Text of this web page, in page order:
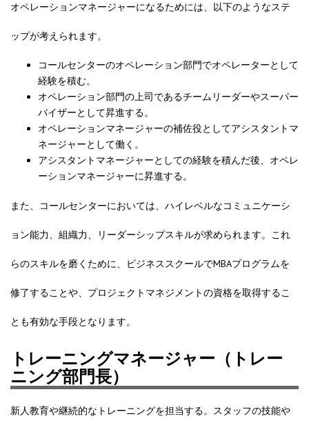
オペレーションマネージャーになるためには、以下のようなステ
ップが考えられます。
コールセンターのオペレーション部門でオペレーターとして
経験を積む。
オペレーション部門の上司であるチームリーダーやスーパー
バイザーとして昇進する。
オペレーションマネージャーの補佐役としてアシスタントマ
ネージャーとして働く。
アシスタントマネージャーとしての経験を積んだ後、オペレ
ーションマネージャーに昇進する。
また、コールセンターにおいては、ハイレベルなコミュニケーシ
ョン能力、組織力、リーダーシップスキルが求められます。これ
らのスキルを磨くために、ビジネススクールでMBAプログラムを
修了することや、プロジェクトマネジメントの資格を取得するこ
とも有効な手段となります。
トレーニングマネージャー（トレー
ニング部門長）
新人教育や継続的なトレーニングを担当する。 スタッフの技能や